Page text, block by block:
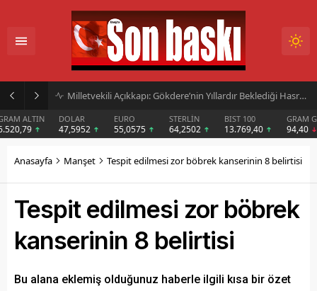
Başkan Sarışın’dan Dem Parti Milletvekili Koçyiğit’in Karakoçan’daki Konuşmasına Sert Tepki
DOLAR
47,5952
EURO
55,0575
STERLİN
64,2502
BIST 100
13.769,40
GRAM GÜMÜŞ
94,40
Anasayfa Manşet Tespit edilmesi zor böbrek kanserinin 8 belirtisi
Tespit edilmesi zor böbrek
kanserinin 8 belirtisi
Bu alana eklemiş olduğunuz haberle ilgili kısa bir özet